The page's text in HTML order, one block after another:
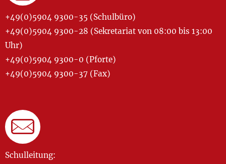
+49(0)5904 9300-35 (Schulbüro)
+49(0)5904 9300-28 (Sekretariat von 08:00 bis 13:00
Uhr)
+49(0)5904 9300-0 (Pforte)
+49(0)5904 9300-37 (Fax)
Schulleitung: